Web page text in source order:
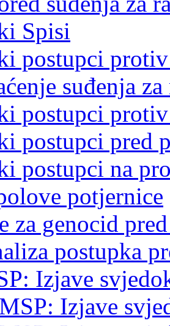
Spisi
postupci
suđenja
postupci
postupci pred
postupci na
potjernice
za genocid
postupka
Izjave
MSP: Izjave